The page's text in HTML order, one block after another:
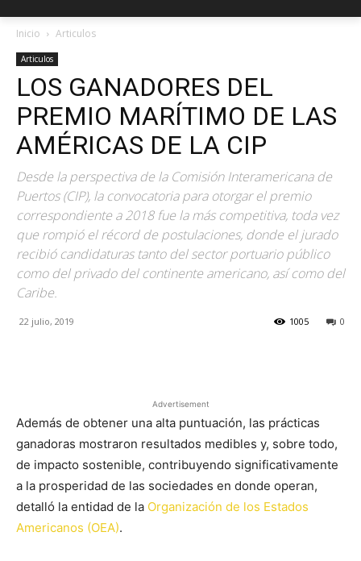
Inicio Articulos
Articulos
LOS GANADORES DEL
PREMIO MARÍTIMO DE LAS
AMÉRICAS DE LA CIP
Desde la perspectiva de la Comisión Interamericana de
Puertos (CIP), la convocatoria para otorgar el premio
correspondiente a 2018 fue la más competitiva, toda vez
que rompió el récord de postulaciones, donde el jurado
recibió candidaturas tanto del sector portuario público
como del privado del continente americano, así como del
Caribe.
22 julio, 2019 0
1005
Advertisement
Además de obtener una alta puntuación, las prácticas
ganadoras mostraron resultados medibles y, sobre todo,
de impacto sostenible, contribuyendo significativamente
a la prosperidad de las sociedades en donde operan,
detalló la entidad de la Organización de los Estados
Americanos (OEA).